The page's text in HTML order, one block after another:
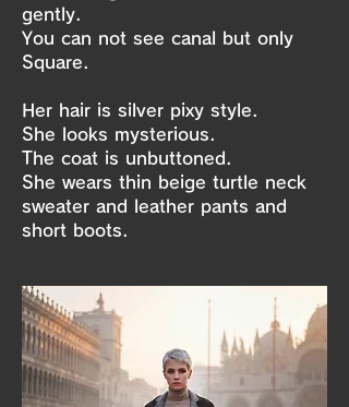
gently.
You can not see canal but only
Square.
Her hair is silver pixy style.
She looks mysterious.
The coat is unbuttoned.
She wears thin beige turtle neck
sweater and leather pants and
short boots.